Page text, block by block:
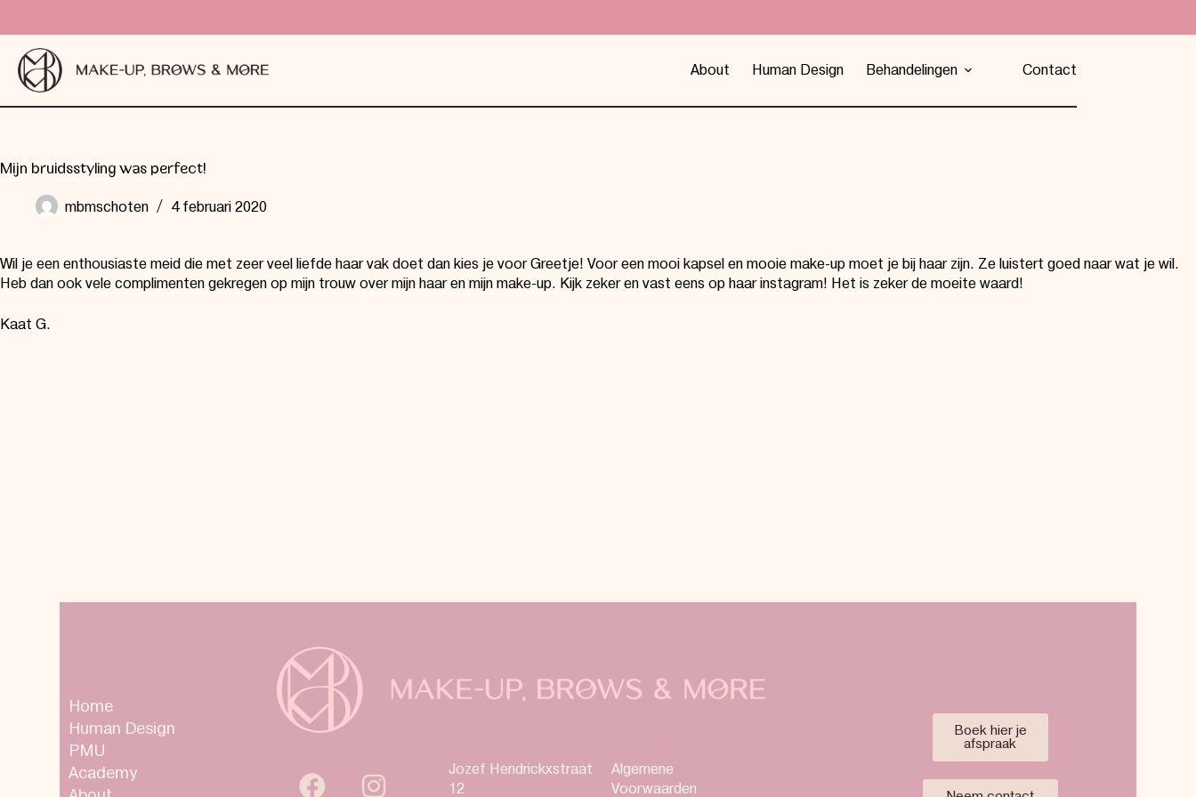
About Human Design Behandelingen Contact
Mijn bruidsstyling was perfect!
mbmschoten 4 februari 2020
Wil je een enthousiaste meid die met zeer veel liefde haar vak doet dan kies je voor Greetje! Voor een mooi kapsel en mooie make-up moet je bij haar zijn. Ze luistert goed naar wat je wil.
Heb dan ook vele complimenten gekregen op mijn trouw over mijn haar en mijn make-up. Kijk zeker en vast eens op haar instagram! Het is zeker de moeite waard!
Kaat G.
Home
Human Design
PMU
Academy
Jozef Hendrickxstraat
12
Algemene
Voorwaarden
Boek hier je
afspraak